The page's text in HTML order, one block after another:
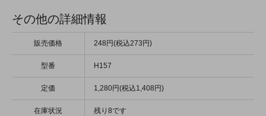
その他の詳細情報
販売価格 248円(税込273円)
型番 H157
定価 1,280円(税込1,408円)
在庫状況 残り8です